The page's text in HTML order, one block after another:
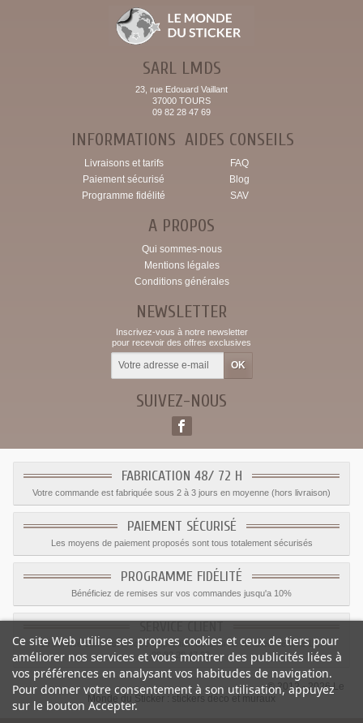
SARL LMDS
23, rue Edouard Vaillant
37000 TOURS
09 82 28 47 69
INFORMATIONS
Livraisons et tarifs
Paiement sécurisé
Programme fidélité
AIDES CONSEILS
FAQ
Blog
SAV
A PROPOS
Qui sommes-nous
Mentions légales
Conditions générales
NEWSLETTER
Inscrivez-vous à notre newsletter
pour recevoir des offres exclusives
SUIVEZ-NOUS
FABRICATION 48/ 72 H
Votre commande est fabriquée sous 2 à 3 jours en moyenne (hors livraison)
PAIEMENT SÉCURISÉ
Les moyens de paiement proposés sont tous totalement sécurisés
PROGRAMME FIDÉLITÉ
Bénéficiez de remises sur vos commandes jusqu'a 10%
Le service client est a votre disposition du lundi au vendredi de 8h à 17h
09.82.28.47.69.
© 2012 - 2026 Le
Monde du Sticker :
stickers déco et muraux
Ce site Web utilise ses propres cookies et ceux de tiers pour
améliorer nos services et vous montrer des publicités liées à
vos préférences en analysant vos habitudes de navigation.
Pour donner votre consentement à son utilisation, appuyez
sur le bouton Accepter.